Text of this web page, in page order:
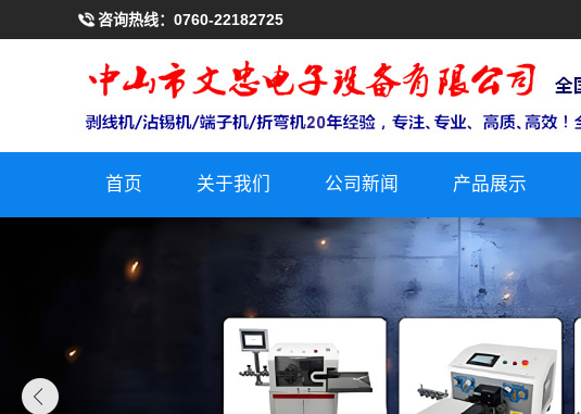
咨询热线： 0760-22182725
首页 关于我们 公司新闻 产品展示